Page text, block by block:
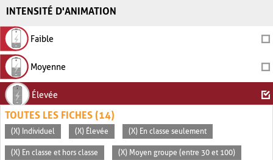
INTENSITÉ D'ANIMATION
Faible
Moyenne
Élevée
TOUTES LES FICHES (14)
(X) Individuel (X) Élevée (X) En classe seulement
(X) En classe et hors classe (X) Moyen groupe (entre 30 et 100)